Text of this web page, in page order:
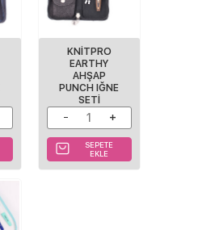
KNITPRO
EARTHY
AHŞAP
PUNCH IĞNE
SETI
SEPETE
EKLE